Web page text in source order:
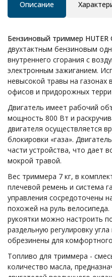
Описание
Бензиновый триммер HUTER
двухтактным бензиновым
внутреннего сгорания с
электронным зажиганием.
невысокой травы на
офисов и придорожных
Двигатель имеет рабочий
мощность 800 Вт и
двигателя осуществляется
блокировки «газа».
части устройства, что дает
мокрой травой.
Вес триммера 7 кг, в
плечевой ремень и система
управления сосредоточены
похожей на руль
рукоятки можно настроить
раздельную регулировку
обрезинены для
Топливо для триммера -
количество масла,